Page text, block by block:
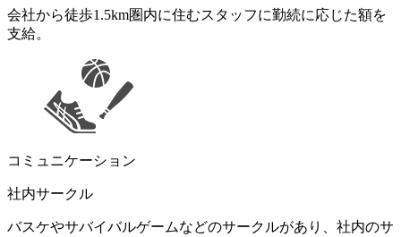
会社から徒歩1.5km圏内に住むスタッフに勤続に応じた額を
支給。
コミュニケーション
社内サークル
バスケやサバイバルゲームなどのサークルがあり、社内のサ